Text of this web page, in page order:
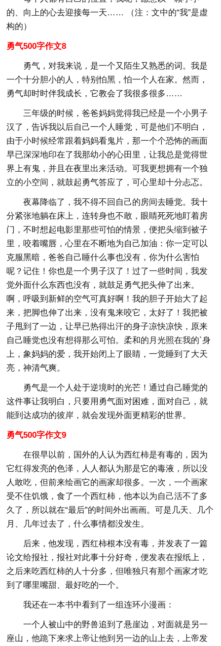
的、向上的心去迎接每一天…… （注：文中的“我”是虚
构的）
勇气500字作文8
勇气，对我来说，是一个又陌生又熟悉的词。我是
一个十分胆小的人，特别怕黑，怕一个人在家。然而，
勇气却时时伴我成长，它教会了我很多很多……
三年级的时候，爸爸妈妈觉得我已经是一个小男子
汉了，告诉我以后自己一个人睡觉，可是他们不明白，
由于小时候经常跟着妈妈看鬼片，那一个个恐怖的画面
早已深深地印在了我那幼小的心田里，让我总是觉得世
界上有鬼，并且在夜里出来活动。可我更想拥有一个独
立的小空间，就鼓起勇气答应了，可心里却十分忐忑。
夜幕降临了，我不得不回自己的房间去睡觉。我十
分紧张地躺在床上，连转身也不敢，眼睛死死地盯着房
门，不时想起电影里那些可怕的情景，便把头缩到被子
里，咬着嘴唇，心里在不断地为自己加油：你一定可以
克服黑暗，爸爸自己睡什么事也没有，你为什么害怕
呢？记住！你也是一个男子汉了！过了一些时间，我发
觉外面什么东西也没有，就鼓足勇气把头伸了出来。
啊，呼吸到新鲜的空气可真好啊！我的胆子开始大了起
来，把脚也伸了出来，没有鬼来咬它，太好了！我把被
子甩到了一边，让早已热得出汗的身子凉快凉快，原来
自己睡觉也没有想得那么可怕。柔和的月光照在我的`身
上，象妈妈的爱，我开始闭上了眼睛，一觉睡到了大天
亮，神清气爽。
勇气是一个人处于逆境时的光芒！通过自己睡觉的
这件事让我明白，只要用勇气面对困难，面对自己，就
能到达成功的彼岸，就会发现外面更精彩的世界。
勇气500字作文9
在很早以前，国外的人认为西红柿是有毒的，因为
它红得发亮的色泽，人人都认为那是它的毒液，所以没
人敢吃，但前来绘画它的画家却很多。一次，一个画家
受不住饥饿，食了一个西红柿，他本以为自己活不了多
久了，所以就在“最后”的时间外出画画。可是几天、几个
月、几年过去了，什么事情都没发生。
后来，他发现，西红柿根本没有毒，并发表了一篇
论文给报社，报社对此事十分好奇，便发表在报纸上，
之后来吃西红柿的人十分多，但唯独只有那个画家才吃
到了哪里嘴甜、最好吃的一个。
我还在一本书中看到了一组连环小漫画：
一个人被山中的野兽追到了悬崖边，对面就是另一
座山，他跪下来求上帝让他到另一边的山上去，上帝发